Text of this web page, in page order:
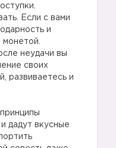
Если с вами
и
неудачи вы
своих
развиваетесь и
дадут вкусные